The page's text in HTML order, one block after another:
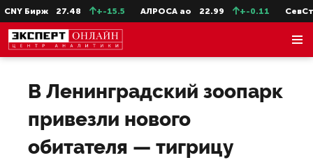
Бирж 27.48 +-15.5 АЛРОСА ао 22.99 +-0.11 СевСт-ао
В Ленинградский зоопарк
привезли нового
обитателя — тигрицу